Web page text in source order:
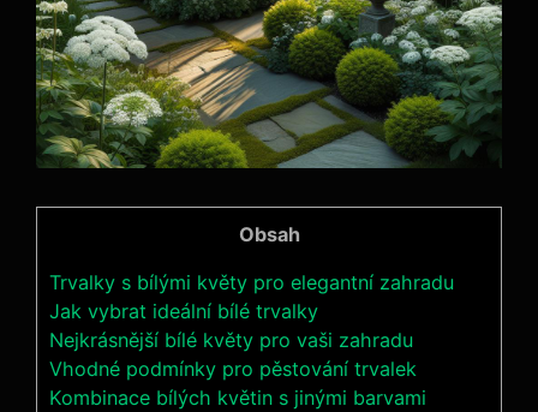
Obsah
Trvalky s⁣ bílými květy pro elegantní‍ zahradu
Jak vybrat ideální bílé trvalky
Nejkrásnější bílé květy ⁤pro vaši zahradu
Vhodné podmínky pro pěstování trvalek
Kombinace ⁣bílých květin s jinými barvami